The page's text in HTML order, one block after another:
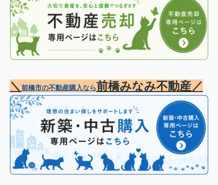
＼ 前橋市の不動産購入なら前橋みなみ不動産／